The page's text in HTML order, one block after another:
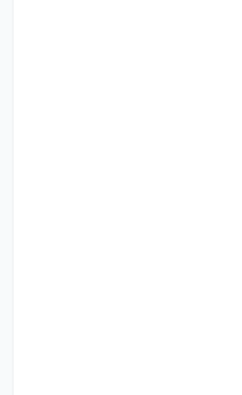
فن های تولیدی کمپانی اروپایی
تخصصی شما عزیزان رو در صرف
عمر باعث صرفه جویی در هزینه و زمان
اخبار در خبرنامه ما عضو شوید